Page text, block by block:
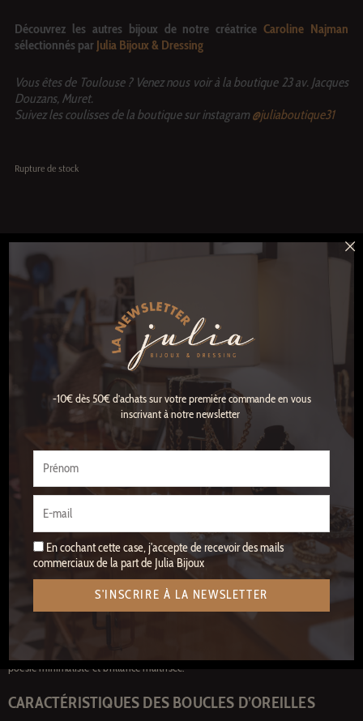
Découvrez les autres bijoux de notre créatriceCaroline Najman
sélectionnés par Julia Bijoux & Dressing
Vous êtes de Toulouse ? Venez nous voir à la boutique 23 av. Jacques
Douzans, Muret.
Suivez les coulisses de la boutique sur instagram@juliaboutique31
Rupture de stock
LES BOUCLES D’OREILLES DORÉES CAROLINE
NAJMAN AU CHARME TENDRE
boucles d’oreilles dorées Caroline Najman Bella Cœur
romantique du cœur avec une finesse toute contemporaine. Dorées à l’or fin,
elles se composent d’un délicat cœur ajouré, entièrement serti de zirconiums
blancs. Chaque facette réfléchit la lumière avec douceur, offrant un éclat subtil
et féminin. Une fine chaîne dorée prolonge le mouvement, apportant une
touche de fluidité et de légèreté qui accompagne joliment les gestes du
intemporelle, universelle — et une silhouette moderne, discrète et élégante.
Elles illuminent le visage sans en faire trop : juste une lueur tendre, un petit
détail qui capture l’attention de manière naturelle. Parfaites au quotidien, elles
se marient aussi bien avec un look simple qu’avec une tenue plus habillée.
Grâce à leur légèreté et à leur forme épurée, les boucles d’oreilles dorées
Caroline Najman Bella Cœurse portent facilement toute la journée. Elles
séduiront autant les amatrices de bijoux fins que celles qui aiment créer des
accumulations délicates. Livrées dans un écrin signé Caroline Najman, elles
constituent également une très belle idée de cadeau, symbolique et raffinée.
Une création qui reflète parfaitement l’ADN de la marque : élégance accessible,
poésie minimaliste et brillance maîtrisée.
CARACTÉRISTIQUES DES BOUCLES D’OREILLES
-10€ dès 50€ d’achats sur votre première commande en vous
inscrivant à notre newsletter
mail
En cochant cette case, j'accepte de recevoir des mails
commerciaux de la part de Julia Bijoux
S'INSCRIRE À LA NEWSLETTER